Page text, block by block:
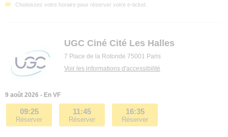
Choisissez votre horaire pour réserver votre e-ticket.
UGC Ciné Cité Les Halles
7 Place de la Rotonde 75001 Paris
Voir les informations d'accessibilité
9 août 2026 - En VF
09:25
Réserver
11:45
Réserver
16:35
Réserver